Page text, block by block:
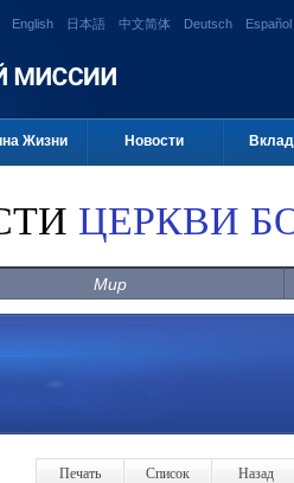
English 日本語 中文简体 Deutsch Español
Жизни Новости
ЦЕРКВИ
Мир
Печать Список Назад